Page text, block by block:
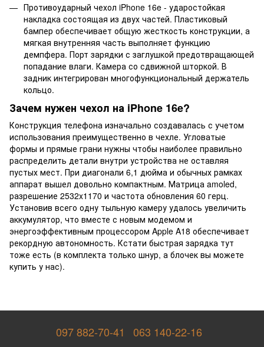
Противоударный чехол iPhone 16e - ударостойкая
накладка состоящая из двух частей. Пластиковый
бампер обеспечивает общую жесткость конструкции, а
мягкая внутренняя часть выполняет функцию
демпфера. Порт зарядки с заглушкой предотвращающей
попадание влаги. Камера со сдвижной шторкой. В
задник интегрирован многофункциональный держатель
кольцо.
Зачем нужен чехол на iPhone 16e?
Конструкция телефона изначально создавалась с учетом
использования преимущественно в чехле. Угловатые
формы и прямые грани нужны чтобы наиболее правильно
распределить детали внутри устройства не оставляя
пустых мест. При диагонали 6,1 дюйма и обычных рамках
аппарат вышел довольно компактным. Матрица amoled,
разрешение 2532x1170 и частота обновления 60 герц.
Установив всего одну тыльную камеру удалось увеличить
аккумулятор, что вместе с новым модемом и
энергоэффективным процессором Apple A18 обеспечивает
рекордную автономность. Кстати быстрая зарядка тут
тоже есть (в комплекта только шнур, а блочек вы можете
купить у нас).
097 882-70-41 063 140-22-16